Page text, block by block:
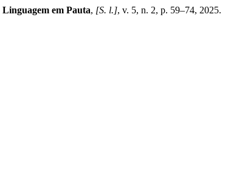
Linguagem em Pauta, [S. l.], v. 5, n. 2, p. 59–74, 2025.